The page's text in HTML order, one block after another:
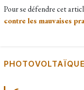
Pour se défendre cet
contre les mauvaises